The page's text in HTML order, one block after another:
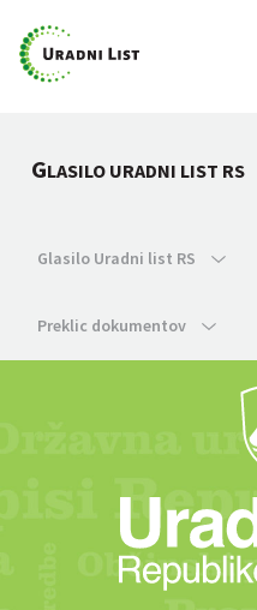
GLASILO URADNI LIST RS
Glasilo Uradni list RS
Preklic dokumentov